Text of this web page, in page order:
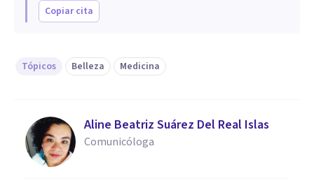
Copiar cita
Tópicos Belleza Medicina
Aline Beatriz Suárez Del Real Islas
Comunicóloga